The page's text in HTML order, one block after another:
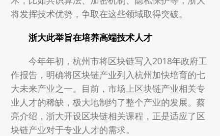
将发挥技术优势，争取在这些领域取得突破。
浙大此举旨在培养高端技术人才
今年年初，杭州市将区块链写入2018年政府工
作报告，明确将区块链产业列入杭州加快培育的七
大未来产业之一。目前，市场上区块链产业相关专
业人才的稀缺，极大地制约了整个产业的发展。蔡
亮介绍，浙大开设区块链相关课程，正是适应了区
块链产业对于专业人才的需求。